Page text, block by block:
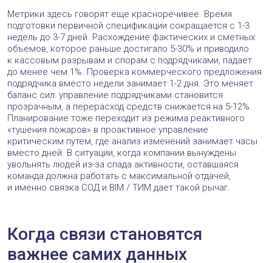
Метрики здесь говорят еще красноречивее. Время
подготовки первичной спецификации сокращается с 1-3
недель до 3-7 дней. Расхождение фактических и сметных
объемов, которое раньше достигало 5-30% и приводило
к кассовым разрывам и спорам с подрядчиками, падает
до менее чем 1%. Проверка коммерческого предложения
подрядчика вместо недели занимает 1-2 дня. Это меняет
баланс сил: управление подрядчиками становится
прозрачным, а перерасход средств снижается на 5-12%.
Планирование тоже переходит из режима реактивного
«тушения пожаров» в проактивное управление
критическим путем, где анализ изменений занимает часы
вместо дней. В ситуации, когда компании вынуждены
увольнять людей из-за спада активности, оставшаяся
команда должна работать с максимальной отдачей,
и именно связка СОД и BIM / ТИМ дает такой рычаг.
Когда связи становятся
важнее самих данных